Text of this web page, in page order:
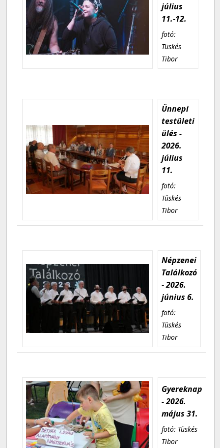
július
11.-12.
fotó:
Tüskés
Tibor
Ünnepi
testületi
ülés -
2026.
július
11.
fotó:
Tüskés
Tibor
Népzenei
Találkozó
- 2026.
június 6.
fotó:
Tüskés
Tibor
Gyereknap
- 2026.
május 31.
fotó: Tüskés
Tibor